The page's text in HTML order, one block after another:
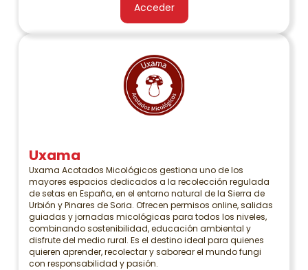
Acceder
Uxama
Uxama Acotados Micológicos gestiona uno de los
mayores espacios dedicados a la recolección regulada
de setas en España, en el entorno natural de la Sierra de
Urbión y Pinares de Soria. Ofrecen permisos online, salidas
guiadas y jornadas micológicas para todos los niveles,
combinando sostenibilidad, educación ambiental y
disfrute del medio rural. Es el destino ideal para quienes
quieren aprender, recolectar y saborear el mundo fungi
con responsabilidad y pasión.